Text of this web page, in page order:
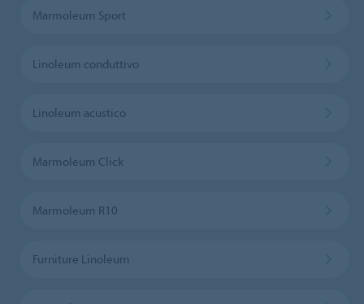
Marmoleum Sport
Linoleum conduttivo
Linoleum acustico
Marmoleum Click
Marmoleum R10
Furniture Linoleum